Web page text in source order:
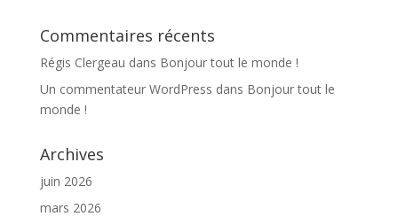
Commentaires récents
Régis Clergeau dans Bonjour tout le monde !
Un commentateur WordPress dans Bonjour tout le
monde !
Archives
juin 2026
mars 2026